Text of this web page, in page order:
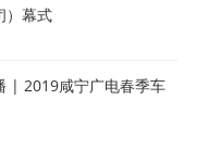
）幕式
| 2019咸宁广电春季车